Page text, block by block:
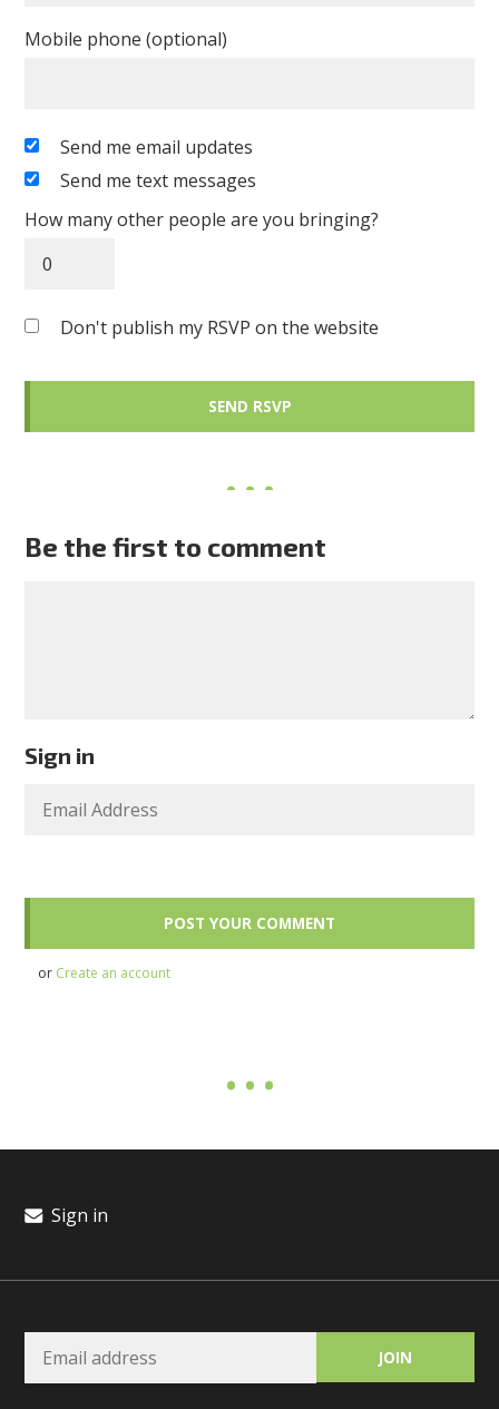
Mobile phone (optional)
Send me email updates
Send me text messages
How many other people are you bringing?
Don't publish my RSVP on the website
Be the first to comment
Sign in
or Create an account
Sign in